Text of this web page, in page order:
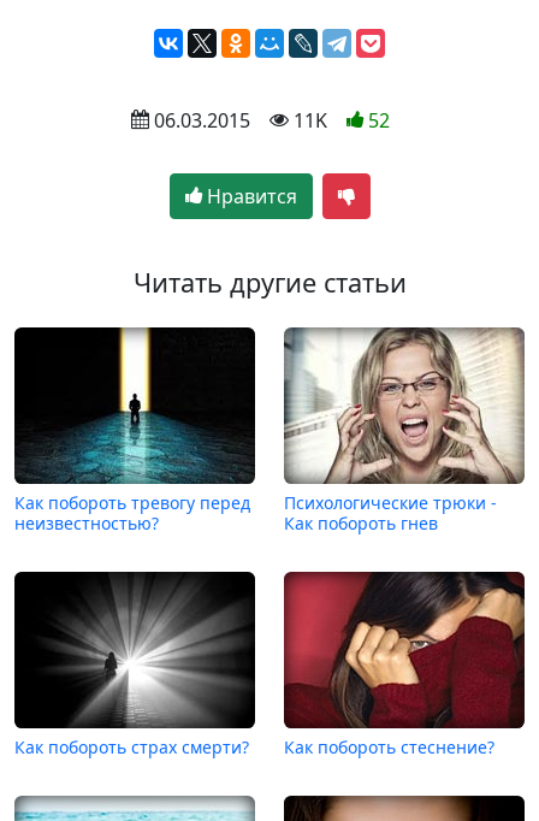
06.03.2015 11K 52
Нравится
Читать другие статьи
Как побороть тревогу перед
неизвестностью?
Психологические трюки -
Как побороть гнев
Как побороть страх смерти? Как побороть стеснение?